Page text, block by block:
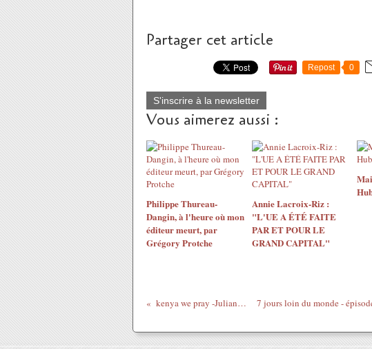
Partager cet article
Repost 0
S'inscrire à la newsletter
Vous aimerez aussi :
Philippe Thureau-
Dangin, à l'heure où mon
éditeur meurt, par
Grégory Protche
Annie Lacroix-Riz :
"L'UE A ÉTÉ FAITE
PAR ET POUR LE
GRAND CAPITAL"
kenya we pray -Juliani, DNA, Joey, JuaCali, Frasha, Angie, June